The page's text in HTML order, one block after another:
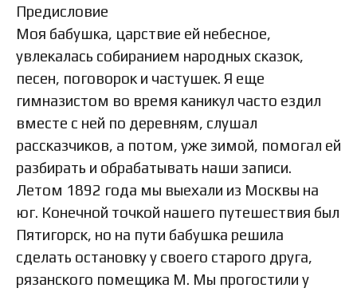
Предисловие
Моя бабушка, царствие ей небесное,
увлекалась собиранием народных сказок,
песен, поговорок и частушек. Я еще
гимназистом во время каникул часто ездил
вместе с ней по деревням, слушал
рассказчиков, а потом, уже зимой, помогал ей
разбирать и обрабатывать наши записи.
Летом 1892 года мы выехали из Москвы на
юг. Конечной точкой нашего путешествия был
Пятигорск, но на пути бабушка решила
сделать остановку у своего старого друга,
рязанского помещика М. Мы прогостили у